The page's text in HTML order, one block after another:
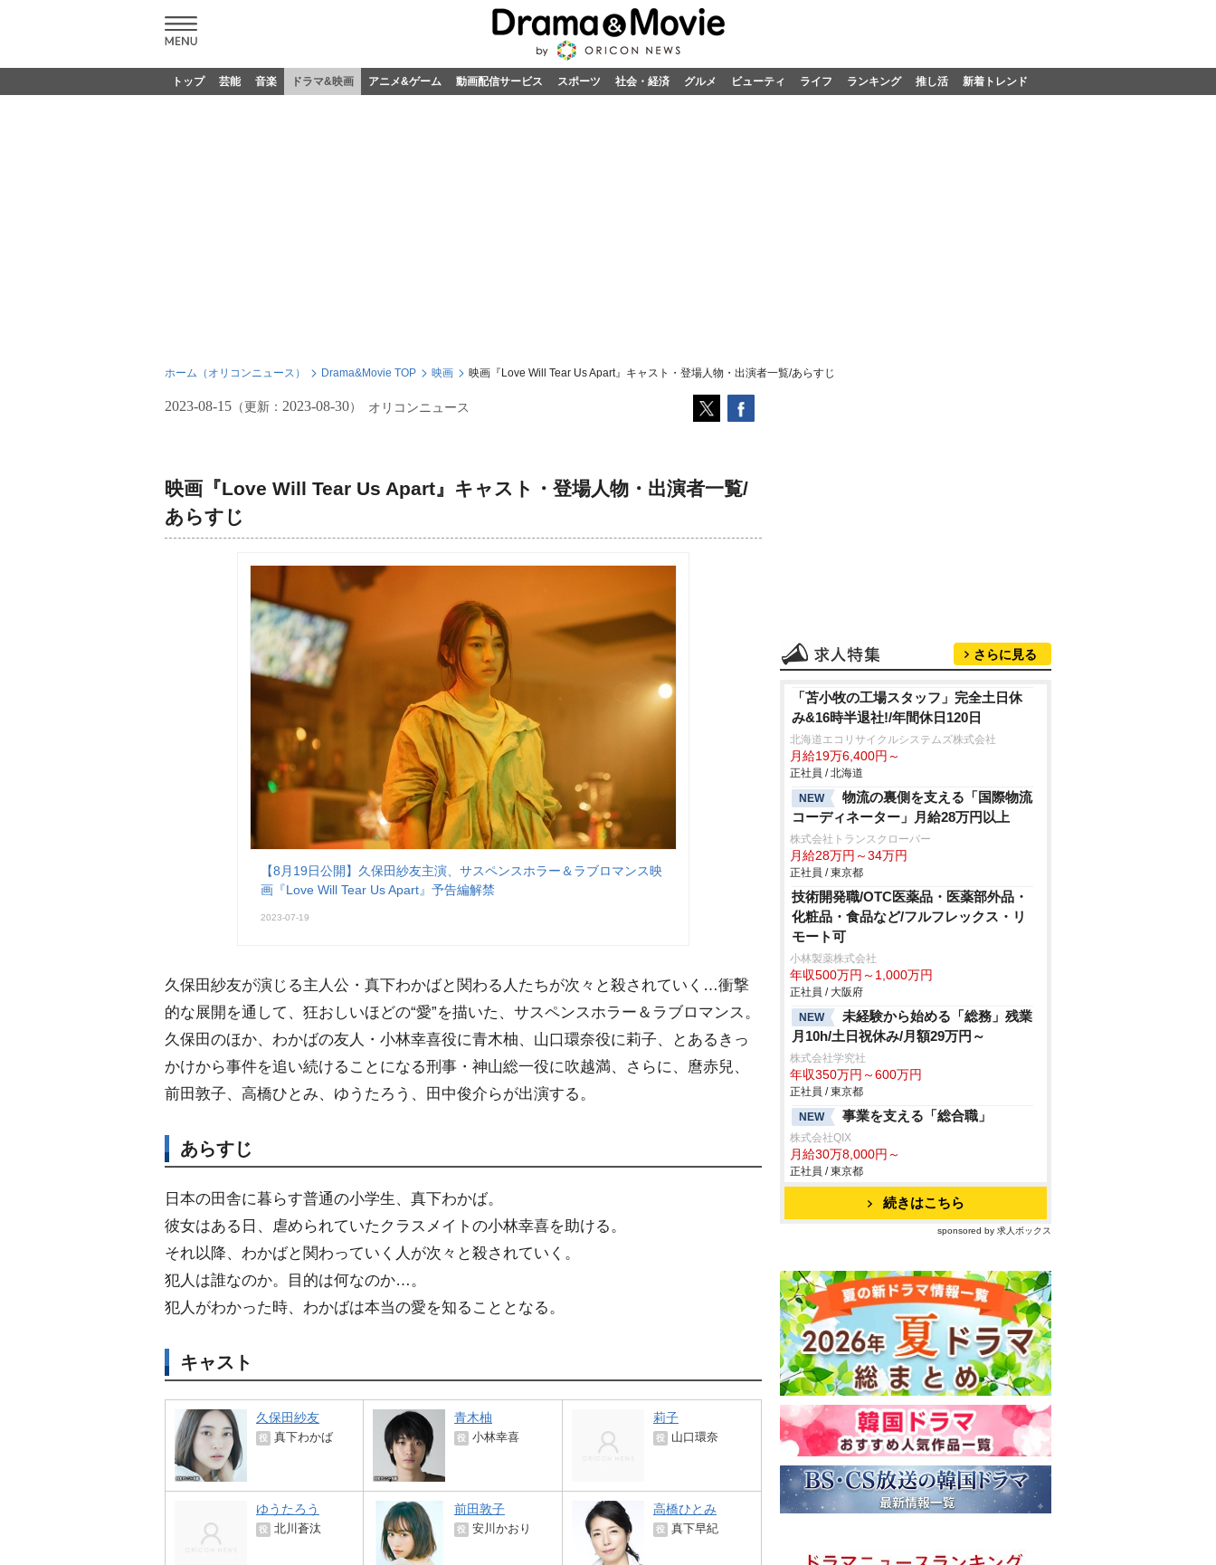
トップ 芸能 音楽 ドラマ&映画 アニメ&ゲーム 動画配信サービス スポーツ 社会・経済 グルメ ビューティ ライフ ランキング 推し活 新着トレンド
ホーム（オリコンニュース） Drama&Movie TOP 映画 映画『Love Will Tear Us Apart』キャスト・登場人物・出演者一覧/あらすじ
2023-08-15 （更新： 2023-08-30） オリコンニュース
映画『Love Will Tear Us Apart』キャスト・登場人物・出演者一覧/
あらすじ
【8月19日公開】久保田紗友主演、サスペンスホラー＆ラブロマンス映
画『Love Will Tear Us Apart』予告編解禁
2023-07-19
久保田紗友が演じる主人公・真下わかばと関わる人たちが次々と殺されていく…衝撃
的な展開を通して、狂おしいほどの“愛”を描いた、サスペンスホラー＆ラブロマンス。
久保田のほか、わかばの友人・小林幸喜役に青木柚、山口環奈役に莉子、とあるきっ
かけから事件を追い続けることになる刑事・神山総一役に吹越満、さらに、麿赤兒、
前田敦子、高橋ひとみ、ゆうたろう、田中俊介らが出演する。
あらすじ
日本の田舎に暮らす普通の小学生、真下わかば。
彼女はある日、虐められていたクラスメイトの小林幸喜を助ける。
それ以降、わかばと関わっていく人が次々と殺されていく。
犯人は誰なのか。目的は何なのか…。
犯人がわかった時、わかばは本当の愛を知ることとなる。
キャスト
久保田紗友
役 真下わかば
青木柚
役 小林幸喜
莉子
役 山口環奈
ゆうたろう
役 北川蒼汰
前田敦子
役 安川かおり
高橋ひとみ
役 真下早紀
さらに見る
「苫小牧の工場スタッフ」完全土日休
み&16時半退社!/年間休日120日
北海道エコリサイクルシステムズ株式会社
月給19万6,400円～
正社員 / 北海道
NEW
物流の裏側を支える「国際物流
コーディネーター」月給28万円以上
株式会社トランスクローバー
月給28万円～34万円
正社員 / 東京都
技術開発職/OTC医薬品・医薬部外品・
化粧品・食品など/フルフレックス・リ
モート可
小林製薬株式会社
年収500万円～1,000万円
正社員 / 大阪府
NEW
未経験から始める「総務」残業
月10h/土日祝休み/月額29万円～
株式会社学究社
年収350万円～600万円
正社員 / 東京都
NEW
事業を支える「総合職」
株式会社QIX
月給30万8,000円～
正社員 / 東京都
続きはこちら
sponsored by 求人ボックス